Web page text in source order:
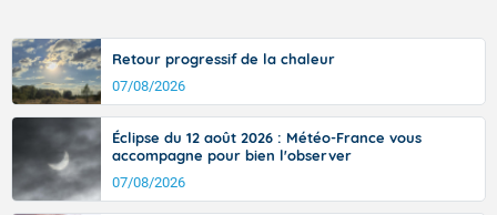
Retour progressif de la chaleur
07/08/2026
Éclipse du 12 août 2026 : Météo-France vous
accompagne pour bien l'observer
07/08/2026